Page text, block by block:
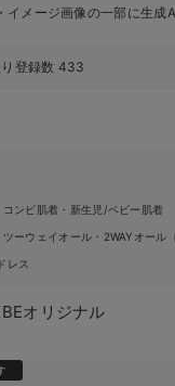
イメージ画像の一部に生成
登録数 433
コンビ肌着・新生児/ベビー肌着
ツーウェイオール・2WAYオール
レス
オリジナル